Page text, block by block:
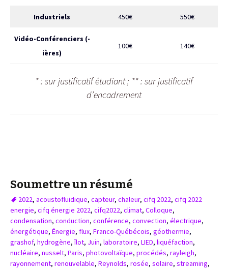
Industriels 450€ 550€
Vidéo-Conférenciers (-
ières)
100€ 140€
* : sur justificatif étudiant ; ** : sur justificatif
d’encadrement
Soumettre un résumé
2022, acoustofluidique, capteur, chaleur, cifq 2022, cifq 2022
energie, cifq énergie 2022, cifq2022, climat, Colloque,
condensation, conduction, conférence, convection, électrique,
énergétique, Énergie, flux, Franco-Québécois, géothermie,
grashof, hydrogène,îlot, Juin, laboratoire, LIED, liquéfaction,
nucléaire, nusselt, Paris, photovoltaïque, procédés, rayleigh,
rayonnement, renouvelable, Reynolds, rosée, solaire, streaming,